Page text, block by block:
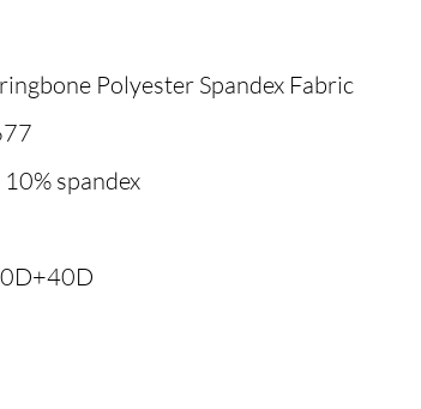
Polyester Spandex Fabric
spandex